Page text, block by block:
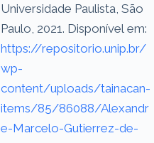
Universidade Paulista, São
Paulo, 2021. Disponível em:
https://repositorio.unip.br/
wp-
content/uploads/tainacan-
items/85/86088/Alexandr
e-Marcelo-Gutierrez-de-